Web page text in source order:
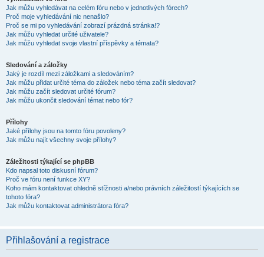
Jak můžu vyhledávat na celém fóru nebo v jednotlivých fórech?
Proč moje vyhledávání nic nenašlo?
Proč se mi po vyhledávání zobrazí prázdná stránka!?
Jak můžu vyhledat určité uživatele?
Jak můžu vyhledat svoje vlastní příspěvky a témata?
Sledování a záložky
Jaký je rozdíl mezi záložkami a sledováním?
Jak můžu přidat určité téma do záložek nebo téma začít sledovat?
Jak můžu začít sledovat určité fórum?
Jak můžu ukončit sledování témat nebo fór?
Přílohy
Jaké přílohy jsou na tomto fóru povoleny?
Jak můžu najít všechny svoje přílohy?
Záležitosti týkající se phpBB
Kdo napsal toto diskusní fórum?
Proč ve fóru není funkce XY?
Koho mám kontaktovat ohledně stížnosti a/nebo právních záležitostí týkajících se
tohoto fóra?
Jak můžu kontaktovat administrátora fóra?
Přihlašování a registrace